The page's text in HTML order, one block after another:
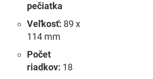
pečiatka
Veľkosť: 89 x
114 mm
Počet
riadkov: 18